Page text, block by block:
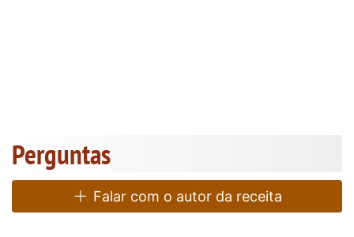
Perguntas
Falar com o autor da receita